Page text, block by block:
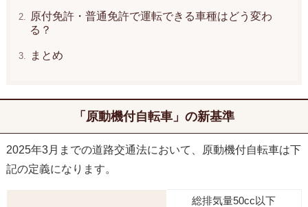
原付免許・普通免許で運転できる車種はどう変わ
る？
まとめ
「原動機付自転車」の新基準
2025年3月までの道路交通法において、原動機付自転車は下
記の定義になります。
総排気量50cc以下